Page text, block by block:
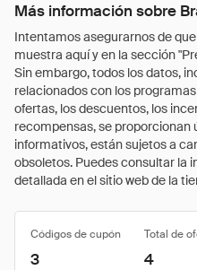
Más información sobre
Intentamos asegurarnos de
muestra aquí y en la sección
Sin embargo, todos los datos,
relacionados con los
ofertas, los descuentos, los
recompensas, se proporcionan
informativos, están sujetos a
obsoletos. Puedes consultar la
detallada en el sitio web de la
Códigos de cupón Total de
3 4